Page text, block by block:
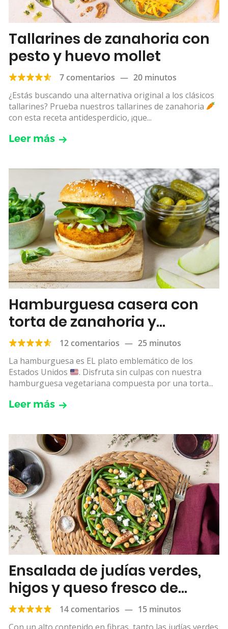
Tallarines de zanahoria con
pesto y huevo mollet
7 comentarios — 20 minutos
¿Estás buscando una alternativa original a los clásicos
tallarines? Prueba nuestros tallarines de zanahoria
con esta receta antidesperdicio, ¡que...
Leer más
Hamburguesa casera con
torta de zanahoria y
garbanzo, salsa de curry
12 comentarios — 25 minutos
La hamburguesa es EL plato emblemático de los
Estados Unidos
. Disfruta sin culpas con nuestra
hamburguesa vegetariana compuesta por una torta...
Leer más
Ensalada de judías verdes,
higos y queso fresco de
cabra
14 comentarios — 15 minutos